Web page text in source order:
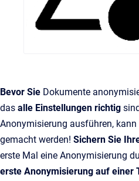
Bevor Sie Dokumente
das alle Einstellungen richtig
Anonymisierung ausführen, kann
gemacht werden! Sichern Sie
erste Mal eine Anonymisierung
erste Anonymisierung auf einer